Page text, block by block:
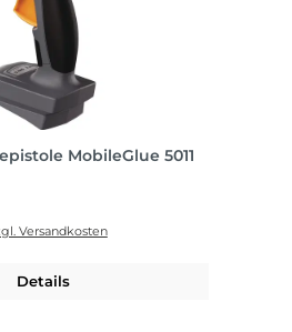
MobileGlue 5011
Versandkosten
Details